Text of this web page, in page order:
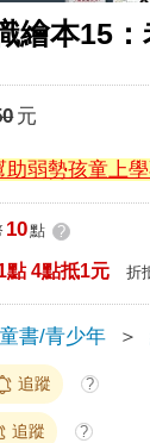
繪本15
元
弱勢孩童上學
10點 ?
點 4點抵1元 折
童書/青少年 ＞
追蹤 ?
追蹤 ?